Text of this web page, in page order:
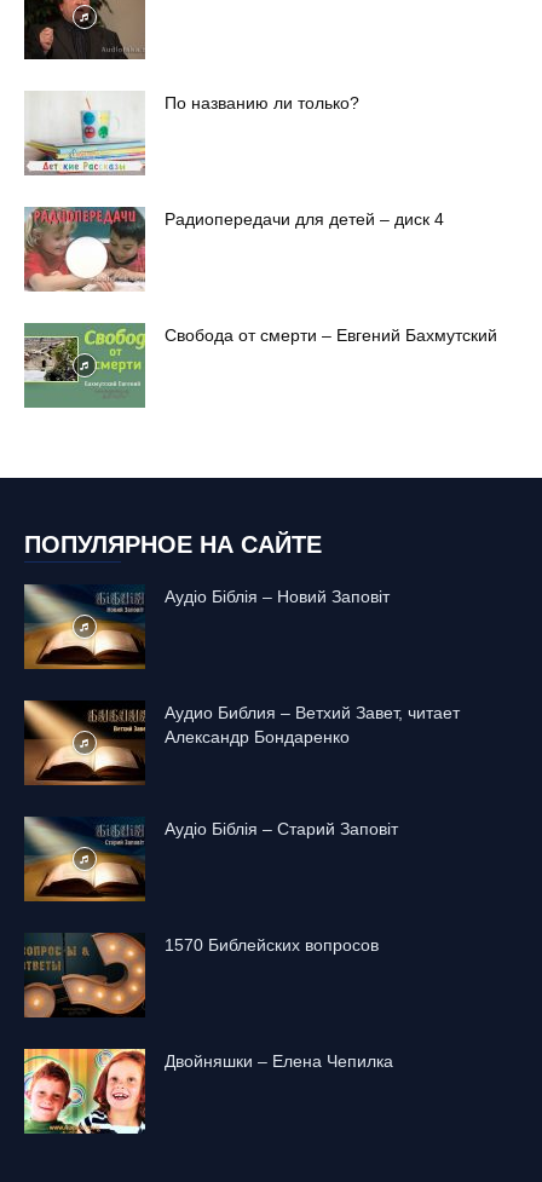
По названию ли только?
Радиопередачи для детей – диск 4
Свобода от смерти – Евгений Бахмутский
ПОПУЛЯРНОЕ НА САЙТЕ
Аудіо Біблія – Новий Заповіт
Аудио Библия – Ветхий Завет, читает
Александр Бондаренко
Аудіо Біблія – Старий Заповіт
1570 Библейских вопросов
Двойняшки – Елена Чепилка